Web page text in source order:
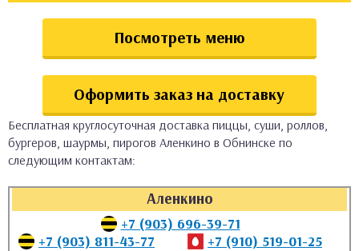
Посмотреть меню
Оформить заказ на доставку
Бесплатная круглосуточная доставка пиццы, суши, роллов,
бургеров, шаурмы, пирогов Аленкино в Обнинске по
следующим контактам:
Аленкино
+7 (903) 696-39-71
+7 (903) 811-43-77
+7 (910) 519-01-25
кухня
булочки